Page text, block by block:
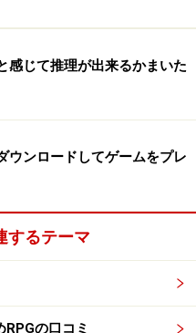
換，フルBD，フルHD，
やはり初期ロットは危険
ハードウェア的な欠損で
と考えます。むしろ初期
言えるのです。
新の内容をご確認くださ
感じて推理が出来るかまいた
ウンロードしてゲームをプレ
するテーマ
の口コミ